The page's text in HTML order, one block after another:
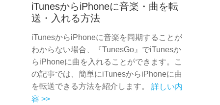
iTunesからiPhoneに音楽・曲を転
送・入れる方法
iTunesからiPhoneに音楽を同期することが
わからない場合、『TunesGo』でiTunesか
らiPhoneに曲を入れることができます。こ
の記事では、簡単にiTunesからiPhoneに曲
を転送できる方法を紹介します。 詳しい内
容 >>